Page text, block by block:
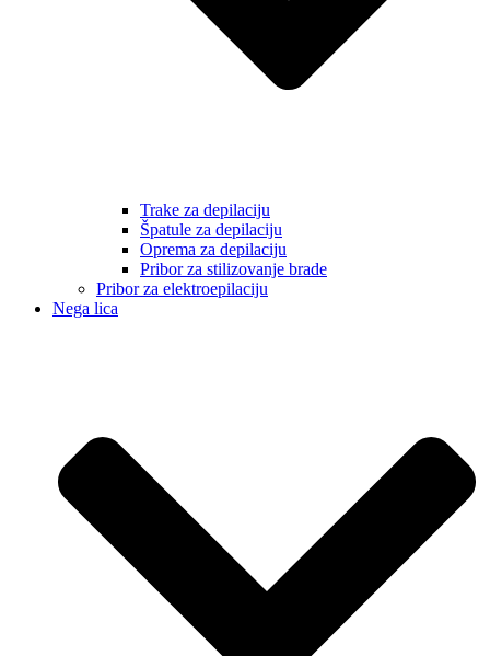
Trake za depilaciju
Špatule za depilaciju
Oprema za depilaciju
Pribor za stilizovanje brade
Pribor za elektroepilaciju
Nega lica